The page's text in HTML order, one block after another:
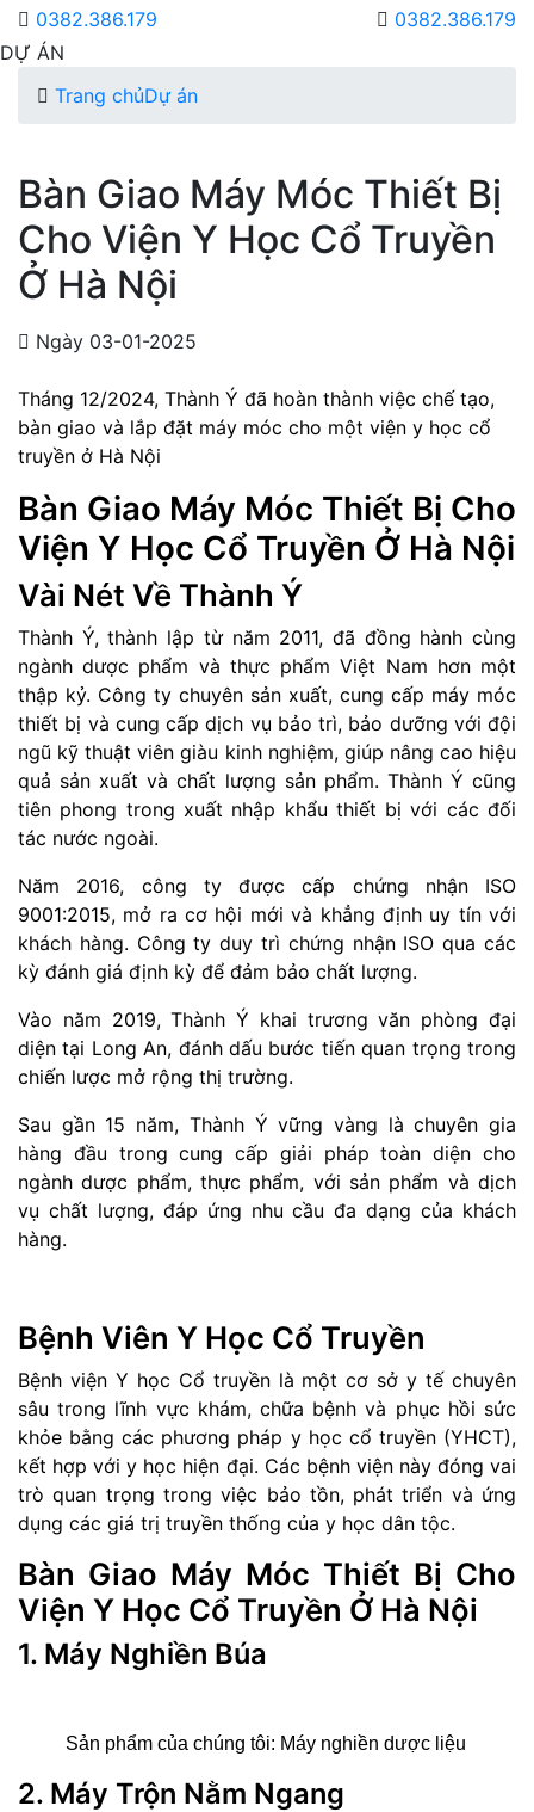
0382.386.179
0382.386.179
DỰ ÁN
Trang chủDự án
Bàn Giao Máy Móc Thiết Bị
Cho Viện Y Học Cổ Truyền
Ở Hà Nội
Ngày 03-01-2025
Tháng 12/2024, Thành Ý đã hoàn thành việc chế tạo,
bàn giao và lắp đặt máy móc cho một viện y học cổ
truyền ở Hà Nội
Bàn Giao Máy Móc Thiết Bị Cho
Viện Y Học Cổ Truyền Ở Hà Nội
Vài Nét Về Thành Ý
Thành Ý, thành lập từ năm 2011, đã đồng hành cùng
ngành dược phẩm và thực phẩm Việt Nam hơn một
thập kỷ. Công ty chuyên sản xuất, cung cấp máy móc
thiết bị và cung cấp dịch vụ bảo trì, bảo dưỡng với đội
ngũ kỹ thuật viên giàu kinh nghiệm, giúp nâng cao hiệu
quả sản xuất và chất lượng sản phẩm. Thành Ý cũng
tiên phong trong xuất nhập khẩu thiết bị với các đối
tác nước ngoài.
Năm 2016, công ty được cấp chứng nhận ISO
9001:2015, mở ra cơ hội mới và khẳng định uy tín với
khách hàng. Công ty duy trì chứng nhận ISO qua các
kỳ đánh giá định kỳ để đảm bảo chất lượng.
Vào năm 2019, Thành Ý khai trương văn phòng đại
diện tại Long An, đánh dấu bước tiến quan trọng trong
chiến lược mở rộng thị trường.
Sau gần 15 năm, Thành Ý vững vàng là chuyên gia
hàng đầu trong cung cấp giải pháp toàn diện cho
ngành dược phẩm, thực phẩm, với sản phẩm và dịch
vụ chất lượng, đáp ứng nhu cầu đa dạng của khách
hàng.
Bệnh Viên Y Học Cổ Truyền
Bệnh viện Y học Cổ truyền là một cơ sở y tế chuyên
sâu trong lĩnh vực khám, chữa bệnh và phục hồi sức
khỏe bằng các phương pháp y học cổ truyền (YHCT),
kết hợp với y học hiện đại. Các bệnh viện này đóng vai
trò quan trọng trong việc bảo tồn, phát triển và ứng
dụng các giá trị truyền thống của y học dân tộc.
Bàn Giao Máy Móc Thiết Bị Cho
Viện Y Học Cổ Truyền Ở Hà Nội
1. Máy Nghiền Búa
Sản phẩm của chúng tôi: Máy nghiền dược liệu
2. Máy Trộn Nằm Ngang